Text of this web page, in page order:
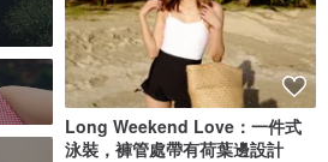
Long Weekend Love：一件式
泳裝，褲管處帶有荷葉邊設計